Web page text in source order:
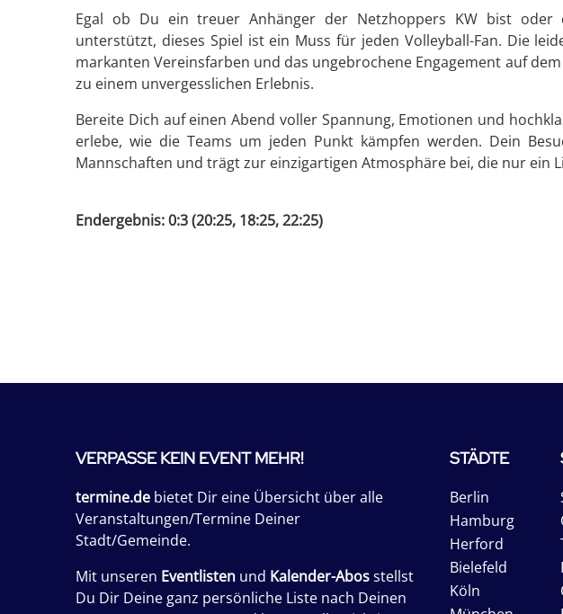
Egal ob Du ein treuer Anhänger der Netzhoppers KW bist oder
unterstützt, dieses Spiel ist ein Muss für jeden Volleyball-Fan. Die
markanten Vereinsfarben und das ungebrochene Engagement auf
zu einem unvergesslichen Erlebnis.
Bereite Dich auf einen Abend voller Spannung, Emotionen und
erlebe, wie die Teams um jeden Punkt kämpfen werden. Dein
Mannschaften und trägt zur einzigartigen Atmosphäre bei, die nur ein
Endergebnis: 0:3 (20:25, 18:25, 22:25)
VERPASSE KEIN EVENT MEHR!
termine.de bietet Dir eine Übersicht über alle
Veranstaltungen/Termine Deiner
Stadt/Gemeinde.
Mit unseren Eventlisten und Kalender-Abosstellst
Du Dir Deine ganz persönliche Liste nach Deinen
STÄDTE
Berlin
Hamburg
Herford
Bielefeld
Köln